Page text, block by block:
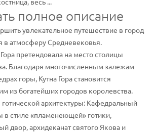
полное описание
увлекательное путешествие в город
в атмосферу Средневековья.
претендовала на место столицы
Благодаря многочисленным залежам
горы, Кутна Гора становится
из богатейших городов королевства.
архитектуры: Кафедральный
в стиле «пламенеющей» готики,
двор, архидеканат святого Якова и